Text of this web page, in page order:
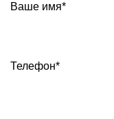
Ваше имя*
Телефон*